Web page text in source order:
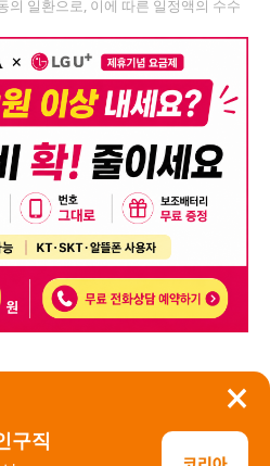
×
구직
의 일환으로, 이에 따른 일정액의 수수